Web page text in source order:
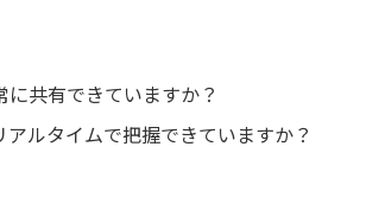
共有できていますか？
ルタイムで把握できていますか？